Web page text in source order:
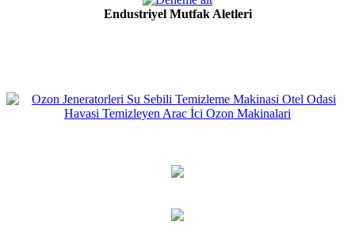
Endustriyel Mutfak Aletleri